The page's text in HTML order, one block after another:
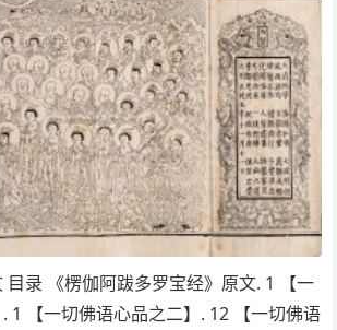
目录 《楞伽阿跋多罗宝经》原文. 1 【一
1 【一切佛语心品之二】. 12 【一切佛语